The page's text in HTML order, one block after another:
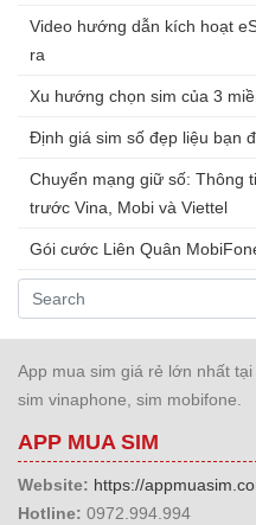
Video hướng dẫn kích hoạt
ra
Xu hướng chọn sim của 3
Định giá sim số đẹp liệu bạn
Chuyển mạng giữ số: Thông
trước Vina, Mobi và Viettel
Gói cước Liên Quân
App mua sim giá rẻ lớn nhất
sim vinaphone, sim mobifone.
APP MUA SIM
Website: https://
Hotline: 0972.994.994